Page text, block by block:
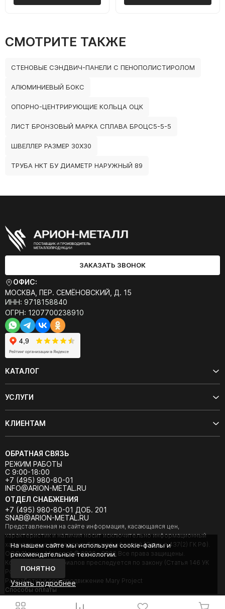
СМОТРИТЕ ТАКЖЕ
СТЕНОВЫЕ СЭНДВИЧ-ПАНЕЛИ С ПЕНОПОЛИСТИРОЛОМ
АЛЮМИНИЕВЫЙ БОКС
ОПОРНО-ЦЕНТРИРУЮЩИЕ КОЛЬЦА ОЦК
ЛИСТ БРОНЗОВЫЙ МАРКА СПЛАВА БРОЦС5-5-5
ШВЕЛЛЕР РАЗМЕР 30Х30
ТРУБА НКТ БУ ДИАМЕТР НАРУЖНЫЙ 89
ЗАКАЗАТЬ ЗВОНОК
ОФИС:
МОСКВА, ПЕР. СЕМЁНОВСКИЙ, Д. 15
ИНН: 9718158840
ОГРН: 1207700238910
КАТАЛОГ
УСЛУГИ
КЛИЕНТАМ
ОБРАТНАЯ СВЯЗЬ
РЕЖИМ РАБОТЫ
С 9:00-18:00
+7 (495) 980-80-01
INFO@ARION-METAL.RU
ОТДЕЛ СНАБЖЕНИЯ
+7 (495) 980-80-01 ДОБ. 201
SNAB@ARION-METAL.RU
Представленная на сайте информация, касающаяся цен,
характеристик и наличия носит исключительно информационный
характер и не является публичной офертой (Статья 437(2) ГК РФ).
ООО "Арион-Металл" © 2020 - 2026 Все права защищены.
Копирование материалов преследуется по закону (Статья 146 УК
РФ).
Разработка и seo-продвижение Mary Project
Cпособы оплаты
На нашем сайте мы используем cookie-файлы и
рекомендательные технологии.
ПОНЯТНО
Узнать подробнее